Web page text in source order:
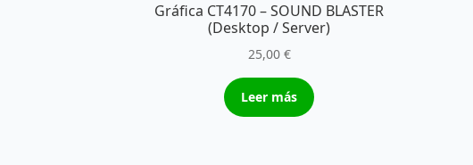
Gráfica CT4170 – SOUND BLASTER
(Desktop / Server)
25,00 €
Leer más